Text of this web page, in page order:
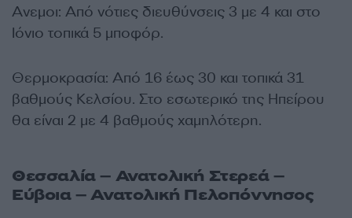
Ανεμοι: Από νότιες διευθύνσεις 3 με 4 και στο
Ιόνιο τοπικά 5 μποφόρ.
Θερμοκρασία: Από 16 έως 30 και τοπικά 31
βαθμούς Κελσίου. Στο εσωτερικό της Ηπείρου
θα είναι 2 με 4 βαθμούς χαμηλότερη.
Θεσσαλία – Ανατολική Στερεά –
Εύβοια – Ανατολική Πελοπόννησος